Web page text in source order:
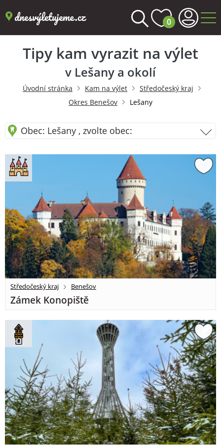
0
Tipy kam vyrazit na výlet
v Lešany a okolí
Úvodní stránka Kam na výlet
Středočeský kraj
Okres Benešov
Lešany
Obec: Lešany , zvolte obec:
Středočeský kraj Benešov
Zámek Konopiště